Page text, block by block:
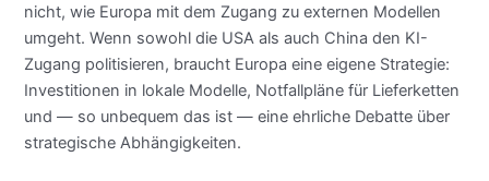
nicht, wie Europa mit dem Zugang zu externen Modellen
umgeht. Wenn sowohl die USA als auch China den KI-
Zugang politisieren, braucht Europa eine eigene Strategie:
Investitionen in lokale Modelle, Notfallpläne für Lieferketten
und — so unbequem das ist — eine ehrliche Debatte über
strategische Abhängigkeiten.